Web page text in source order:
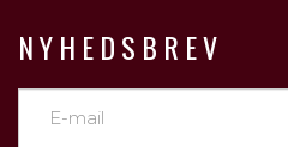
NYHEDSBREV